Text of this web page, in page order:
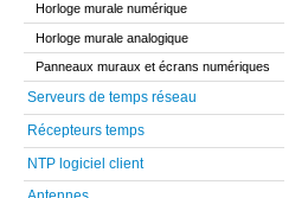
Horloge murale numérique
Horloge murale analogique
Panneaux muraux et écrans numériques
Serveurs de temps réseau
Récepteurs temps
NTP logiciel client